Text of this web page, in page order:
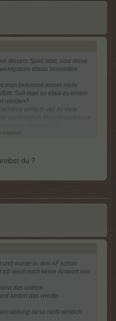
diesem Spiel stört, sind diese
etwas sinnvollen
man bekommt immer mehr
Soll man so etwa zu einem
werden?
einfach viel zu viele
expand...
du ?
wurde in den AF schon
weiß noch keine Antwort von
das extrem.
ändert das wieder.
ist so nicht wirklich